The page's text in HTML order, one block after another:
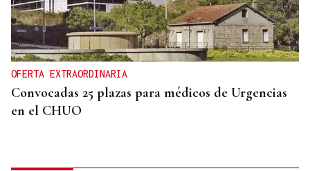
OFERTA EXTRAORDINARIA
Convocadas 25 plazas para médicos de Urgencias
en el CHUO